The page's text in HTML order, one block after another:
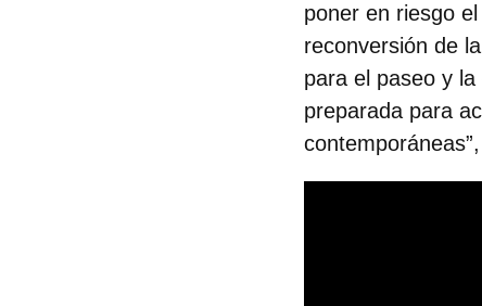
poner en riesgo
reconversión de
para el paseo y
preparada para